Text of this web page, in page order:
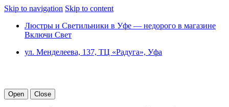
Skip to navigation Skip to content
Люстры и Светильники в Уфе — недорого в магазине
Включи Свет
ул. Менделеева, 137, ТЦ «Радуга», Уфа
Open Close